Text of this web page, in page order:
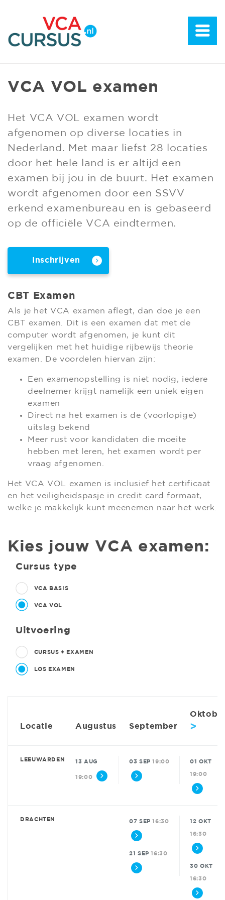
VCA VOL examen
Het VCA VOL examen wordt
afgenomen op diverse locaties in
Nederland. Met maar liefst 28 locaties
door het hele land is er altijd een
examen bij jou in de buurt. Het examen
wordt afgenomen door een SSVV
erkend examenbureau en is gebaseerd
op de officiële VCA eindtermen.
Inschrijven
CBT Examen
Als je het VCA examen aflegt, dan doe je een
CBT examen. Dit is een examen dat met de
computer wordt afgenomen, je kunt dit
vergelijken met het huidige rijbewijs theorie
examen. De voordelen hiervan zijn:
Een examenopstelling is niet nodig, iedere
deelnemer krijgt namelijk een uniek eigen
examen
Direct na het examen is de (voorlopige)
uitslag bekend
Meer rust voor kandidaten die moeite
hebben met leren, het examen wordt per
vraag afgenomen.
Het VCA VOL examen is inclusief het certificaat
en het veiligheidspasje in credit card formaat,
welke je makkelijk kunt meenemen naar het werk.
Kies jouw VCA examen:
Cursus type
VCA BASIS
VCA VOL
Uitvoering
CURSUS + EXAMEN
LOS EXAMEN
Locatie Augustus September >
LEEUWARDEN 13 AUG
19:00
03 SEP 19:00 01 OKT
19:00
DRACHTEN 07 SEP 16:30
21 SEP 16:30
12 OKT
16:30
30 OKT
16:30